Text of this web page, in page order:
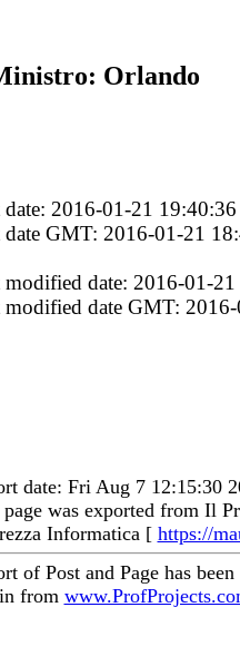
Orlando
date: 2016-01-21 19:40:36
date GMT: 2016-01-21
modified date: 2016-01-
modified date GMT:
date: Fri Aug 7 12:15:30
was exported from Il
Informatica [ https://
of Post and Page has
from